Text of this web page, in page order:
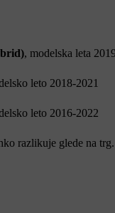
, modelska leta
leto 2018-2021
leto 2016-2022
razlikuje glede na trg.